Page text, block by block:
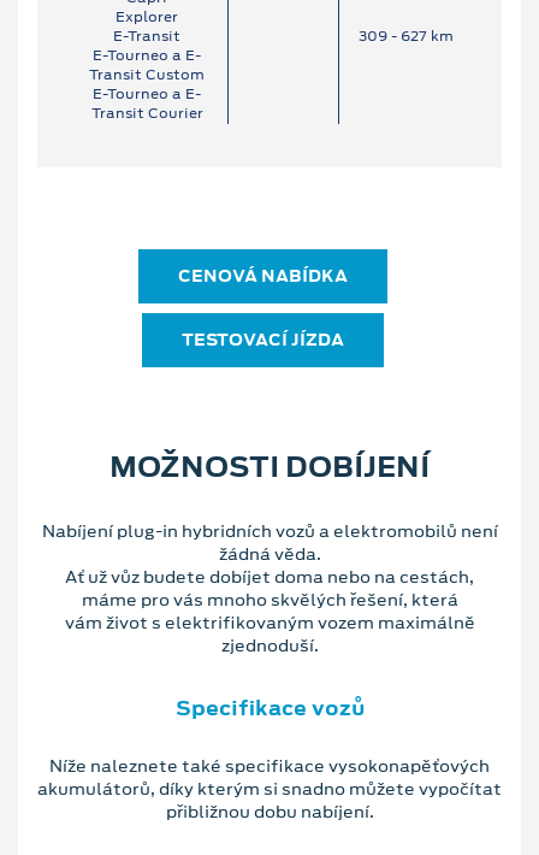
Explorer
E-Transit
E-Tourneo a E-
Transit Custom
E-Tourneo a E-
Transit Courier
309 ‐ 627 km
CENOVÁ NABÍDKA
TESTOVACÍ JÍZDA
MOŽNOSTI DOBÍJENÍ
Nabíjení plug-in hybridních vozů a elektromobilů není
žádná věda.
Ať už vůz budete dobíjet doma nebo na cestách,
máme pro vás mnoho skvělých řešení, která
vám život s elektrifikovaným vozem maximálně
zjednoduší.
Specifikace vozů
Níže naleznete také specifikace vysokonapěťových
akumulátorů, díky kterým si snadno můžete vypočítat
přibližnou dobu nabíjení.